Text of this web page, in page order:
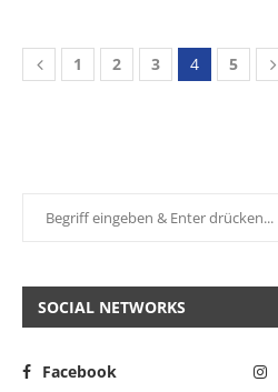
1 2 3 4 5
SOCIAL NETWORKS
Facebook